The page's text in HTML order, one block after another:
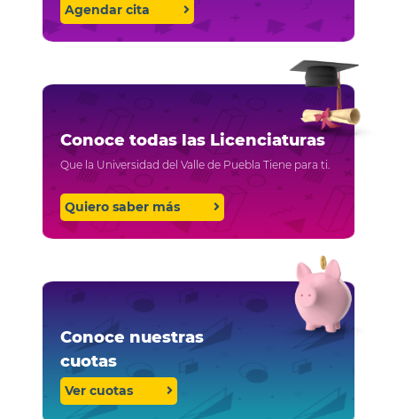
Agendar cita
Conoce todas las Licenciaturas
Que la Universidad del Valle de Puebla Tiene para ti.
Quiero saber más
Conoce nuestras
cuotas
Ver cuotas